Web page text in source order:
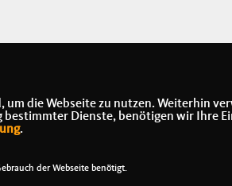
um die Webseite zu nutzen. Weiterhin
Dienste, benötigen wir Ihre
.
der Webseite benötigt.